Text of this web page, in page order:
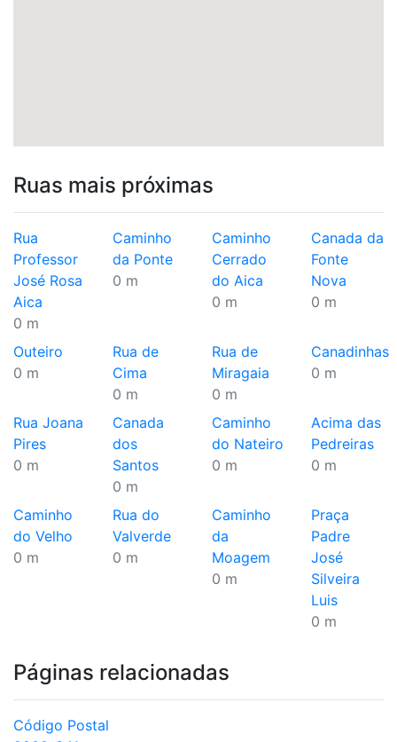
Ruas mais próximas
Rua
Professor
José Rosa
Aica
0 m
Caminho
da Ponte
0 m
Caminho
Cerrado
do Aica
0 m
Canada da
Fonte
Nova
0 m
Outeiro
0 m
Rua de
Cima
0 m
Rua de
Miragaia
0 m
Canadinhas
0 m
Rua Joana
Pires
0 m
Canada
dos
Santos
0 m
Caminho
do Nateiro
0 m
Acima das
Pedreiras
0 m
Caminho
do Velho
0 m
Rua do
Valverde
0 m
Caminho
da
Moagem
0 m
Praça
Padre
José
Silveira
Luis
0 m
Páginas relacionadas
Código Postal